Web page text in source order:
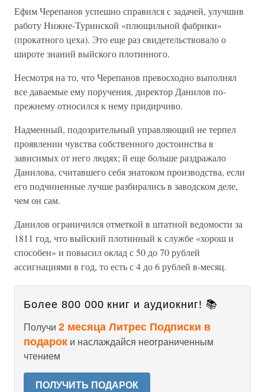
Ефим Черепанов успешно справился с задачей, улучшив
работу Нижне-Туринской «плющильной фабрики»
(прокатного цеха). Это еще раз свидетельствовало о
широте знаний выйского плотинного.
Несмотря на то, что Черепанов превосходно выполнял
все даваемые ему поручения, директор Данилов по-
прежнему относился к нему придирчиво.
Надменный, подозрительный управляющий не терпел
проявлении чувства собственного достоинства в
зависимых от него людях; й еще больше раздражало
Данилова, считавшего себя знатоком производства, если
его подчиненные лучше разбирались в заводском деле,
чем он сам.
Данилов ограничился отметкой в штатной ведомости за
1811 год, что выйский плотинный к службе «хорош и
способен» и повысил оклад с 50 до 70 рублей
ассигнациями в год, то есть с 4 до 6 рублей в-месяц.
Более 800 000 книг и аудиокниг! 📚
Получи 2 месяца Литрес Подписки в
подарок и наслаждайся неограниченным
чтением
ПОЛУЧИТЬ ПОДАРОК